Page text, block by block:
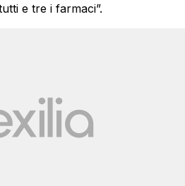
e tre i farmaci”.